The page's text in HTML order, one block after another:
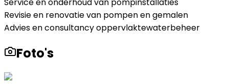
Revisie en renovatie van pompen en gemalen
Advies en consultancy oppervlaktewaterbeheer
Foto's